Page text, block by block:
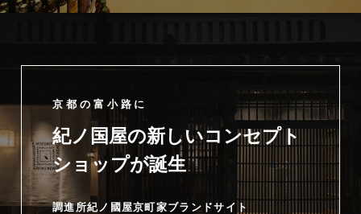
京都の富小路に
紀ノ国屋の新しいコンセプト
ショップが誕生
調進所紀ノ國屋京町家ブランドサイト